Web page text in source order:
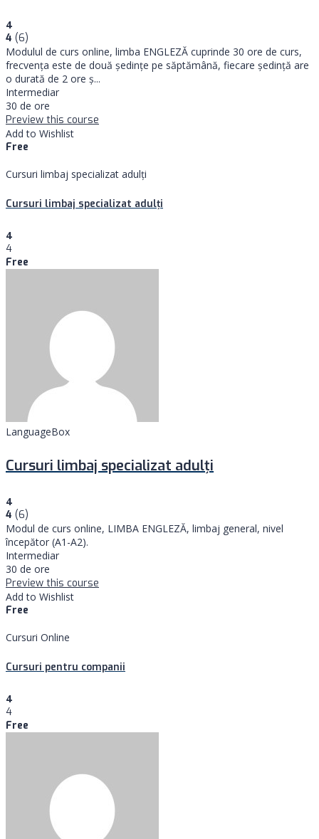
4
4 (6)
Modulul de curs online, limba ENGLEZĂ cuprinde 30 ore de curs,
frecvența este de două ședințe pe săptămână, fiecare ședință are
o durată de 2 ore ş...
Intermediar
30 de ore
Preview this course
Add to Wishlist
Free
Cursuri limbaj specializat adulţi
Cursuri limbaj specializat adulţi
4
4
Free
LanguageBox
Cursuri limbaj specializat adulţi
4
4 (6)
Modul de curs online, LIMBA ENGLEZĂ, limbaj general, nivel
începător (A1-A2).
Intermediar
30 de ore
Preview this course
Add to Wishlist
Free
Cursuri Online
Cursuri pentru companii
4
4
Free